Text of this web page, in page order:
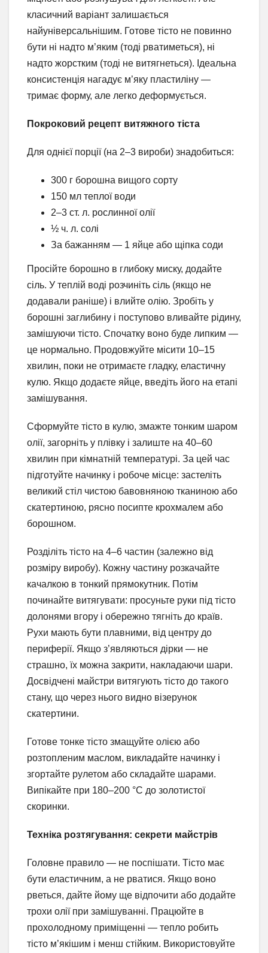
класичний варіант залишається
найуніверсальнішим. Готове тісто не повинно
бути ні надто м’яким (тоді рватиметься), ні
надто жорстким (тоді не витягнеться). Ідеальна
консистенція нагадує м’яку пластиліну —
тримає форму, але легко деформується.
Покроковий рецепт витяжного тіста
Для однієї порції (на 2–3 вироби) знадобиться:
300 г борошна вищого сорту
150 мл теплої води
2–3 ст. л. рослинної олії
½ ч. л. солі
За бажанням — 1 яйце або щіпка соди
Просійте борошно в глибоку миску, додайте
сіль. У теплій воді розчиніть сіль (якщо не
додавали раніше) і влийте олію. Зробіть у
борошні заглибину і поступово вливайте рідину,
замішуючи тісто. Спочатку воно буде липким —
це нормально. Продовжуйте місити 10–15
хвилин, поки не отримаєте гладку, еластичну
кулю. Якщо додаєте яйце, введіть його на етапі
замішування.
Сформуйте тісто в кулю, змажте тонким шаром
олії, загорніть у плівку і залиште на 40–60
хвилин при кімнатній температурі. За цей час
підготуйте начинку і робоче місце: застеліть
великий стіл чистою бавовняною тканиною або
скатертиною, рясно посипте крохмалем або
борошном.
Розділіть тісто на 4–6 частин (залежно від
розміру виробу). Кожну частину розкачайте
качалкою в тонкий прямокутник. Потім
починайте витягувати: просуньте руки під тісто
долонями вгору і обережно тягніть до країв.
Рухи мають бути плавними, від центру до
периферії. Якщо з’являються дірки — не
страшно, їх можна закрити, накладаючи шари.
Досвідчені майстри витягують тісто до такого
стану, що через нього видно візерунок
скатертини.
Готове тонке тісто змащуйте олією або
розтопленим маслом, викладайте начинку і
згортайте рулетом або складайте шарами.
Випікайте при 180–200 °C до золотистої
скоринки.
Техніка розтягування: секрети майстрів
Головне правило — не поспішати. Тісто має
бути еластичним, а не рватися. Якщо воно
рветься, дайте йому ще відпочити або додайте
трохи олії при замішуванні. Працюйте в
прохолодному приміщенні — тепло робить
тісто м’якішим і менш стійким. Використовуйте